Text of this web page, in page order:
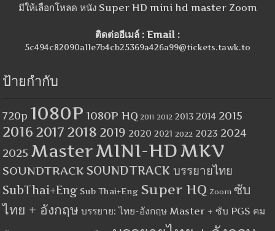
มีให้เลือกโหลด หนัง Super HD mini hd master Zoom
ติดต่ออีเมล์ : Email :
5c494c82090a11e7b4cb25369a426a99@tickets.tawk.to
ป้ายกำกับ
720p 1080P 1080P HQ 2011 2012 2013 2014 2015
2016 2017 2018 2019 2020 2021 2022 2023 2024
2025 MasterMINI-HDMKV
SOUNDTRACK SOUNDTRACK บรรยายไทย
SubThai+Eng Sub Thai+Eng Super HQ Zoom ซับ
ไทย + อังกฤษ บรรยาย: ไทย-อังกฤษ Master + ซับ PGS คม